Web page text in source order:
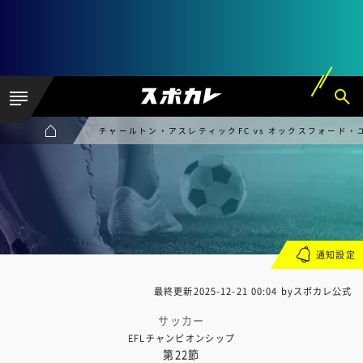
チャールトン・アスレティックFC vs オックスフォード・
最終更新2025-12-21 00:04 byスポカレ公式
サッカー
EFLチャンピオンシップ
第22節
通知設定